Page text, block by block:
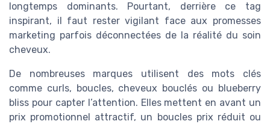
longtemps dominants. Pourtant, derrière ce tag
inspirant, il faut rester vigilant face aux promesses
marketing parfois déconnectées de la réalité du soin
cheveux.
De nombreuses marques utilisent des mots clés
comme curls, boucles, cheveux bouclés ou blueberry
bliss pour capter l’attention. Elles mettent en avant un
prix promotionnel attractif, un boucles prix réduit ou